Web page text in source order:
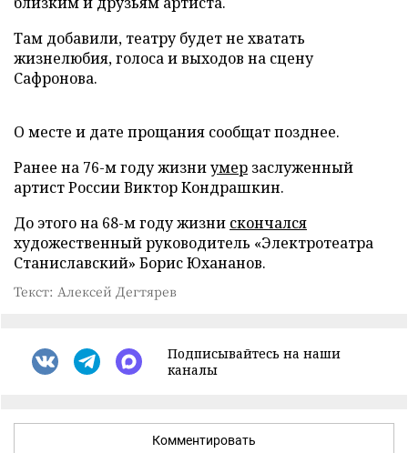
Там добавили, театру будет не хватать
жизнелюбия, голоса и выходов на сцену
Сафронова.
О месте и дате прощания сообщат позднее.
Ранее на 76-м году жизниумер заслуженный
артист России Виктор Кондрашкин.
До этого на 68-м году жизни скончался
художественный руководитель «Электротеатра
Станиславский» Борис Юхананов.
Текст: Алексей Дегтярев
Подписывайтесь на наши
каналы
Комментировать